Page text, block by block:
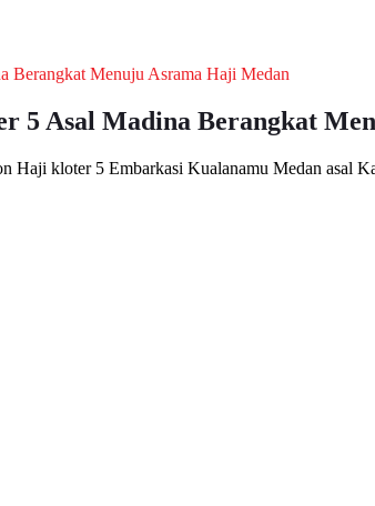
5 Asal Madina Berangkat
Haji kloter 5 Embarkasi Kualanamu Medan